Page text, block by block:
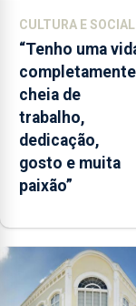
CULTURA E SOCIAL
“Tenho uma
completamente
cheia de
trabalho,
dedicação,
gosto e muita
paixão”